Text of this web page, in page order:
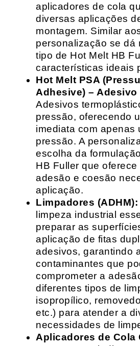
aplicadores de cola
diversas aplicações
montagem. Similar
personalização se dá
tipo de Hot Melt HB
características ideais
Hot Melt PSA
Adhesive) – Adesivo
Adesivos
pressão, oferecendo
imediata com apenas
pressão. A
escolha da
HB Fuller que
adesão e coesão
aplicação.
Limpadores (ADHM):
limpeza industrial
preparar as
aplicação de fitas
adesivos, garantindo
contaminantes que
comprometer a
diferentes tipos de
isopropílico,
etc.) para atender a
necessidades de
Aplicadores de Cola